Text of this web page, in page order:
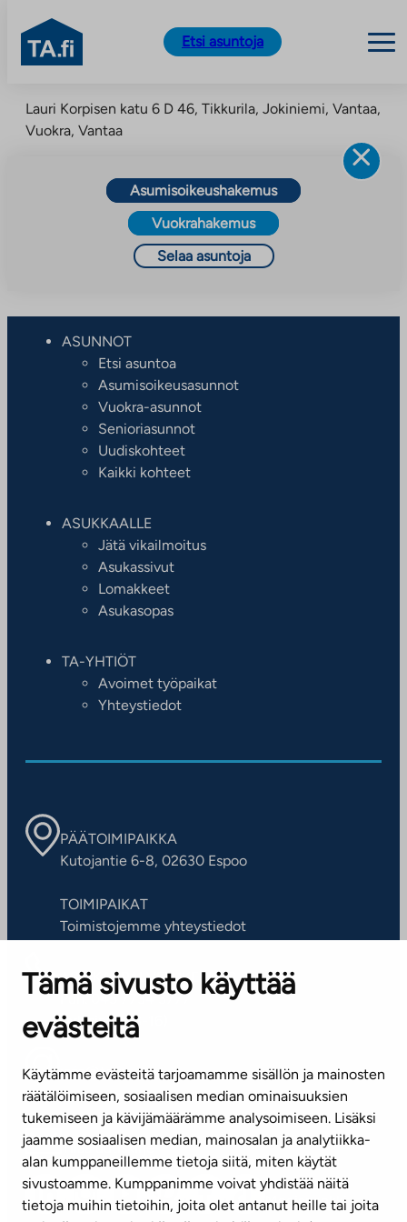
Tämä sivusto käyttää
evästeitä
Käytämme evästeitä tarjoamamme sisällön ja mainosten
räätälöimiseen, sosiaalisen median ominaisuuksien
tukemiseen ja kävijämäärämme analysoimiseen. Lisäksi
jaamme sosiaalisen median, mainosalan ja analytiikka-
alan kumppaneillemme tietoja siitä, miten käytät
sivustoamme. Kumppanimme voivat yhdistää näitä
tietoja muihin tietoihin, joita olet antanut heille tai joita
sisältöön
TA.fi
Etsi asuntoja
Lauri Korpisen katu 6 D 46, Tikkurila, Jokiniemi, Vantaa,
Vuokra, Vantaa
Asumisoikeushakemus
Vuokrahakemus
Selaa asuntoja
ASUNNOT
Etsi asuntoa
Asumisoikeusasunnot
Vuokra-asunnot
Senioriasunnot
Uudiskohteet
Kaikki kohteet
ASUKKAALLE
Jätä vikailmoitus
Asukassivut
Lomakkeet
Asukasopas
TA-YHTIÖT
Avoimet työpaikat
Yhteystiedot
PÄÄTOIMIPAIKKA
Kutojantie 6-8, 02630 Espoo
TOIMIPAIKAT
Toimistojemme yhteystiedot
ASIAKASPALVELUKESKUS
Puh. 045 7734 3777
(arkisin klo 8-16)
info@ta.fi
Tilaa uutiskirje
Mediapankki